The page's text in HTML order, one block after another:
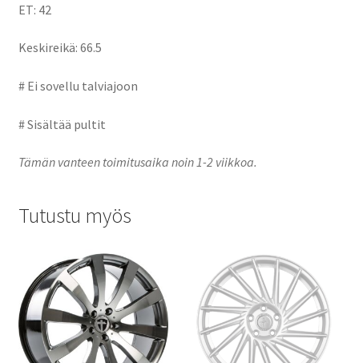
ET: 42
Keskireikä: 66.5
# Ei sovellu talviajoon
# Sisältää pultit
Tämän vanteen toimitusaika noin 1-2 viikkoa.
Tutustu myös